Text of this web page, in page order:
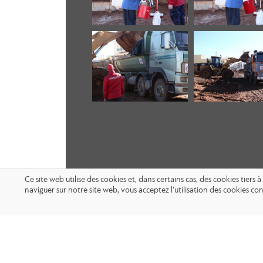
Ce site web utilise des cookies et, dans certains cas, des cookies
naviguer sur notre site web, vous acceptez l’utilisation des cookies